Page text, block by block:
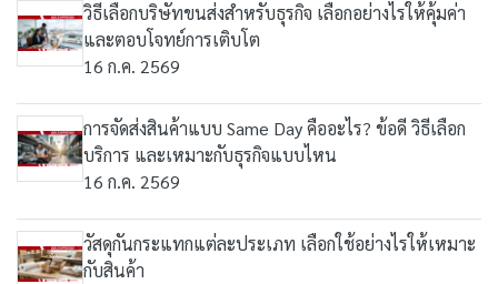
วิธีเลือกบริษัทขนส่งสำหรับธุรกิจ เลือกอย่างไรให้คุ้มค่า
และตอบโจทย์การเติบโต
16 ก.ค. 2569
การจัดส่งสินค้าแบบ Same Day คืออะไร? ข้อดี วิธีเลือก
บริการ และเหมาะกับธุรกิจแบบไหน
16 ก.ค. 2569
วัสดุกันกระแทกแต่ละประเภท เลือกใช้อย่างไรให้เหมาะ
กับสินค้า